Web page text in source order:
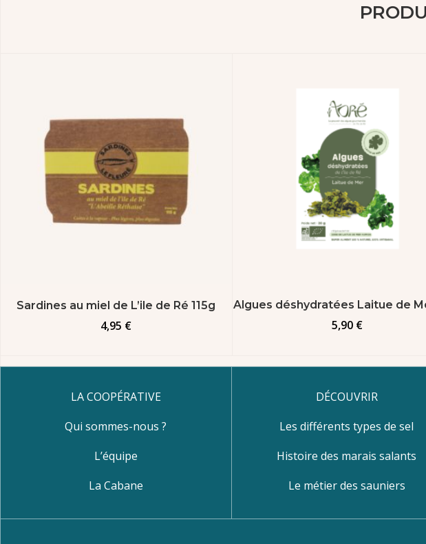
Sardines au miel de L’ile de Ré 115g
4,95 €
Algues déshydratées Laitue de
5,90 €
LA COOPÉRATIVE
Qui sommes-nous ?
L’équipe
La Cabane
DÉCOUVRIR
Les différents types de sel
Histoire des marais salants
Le métier des sauniers